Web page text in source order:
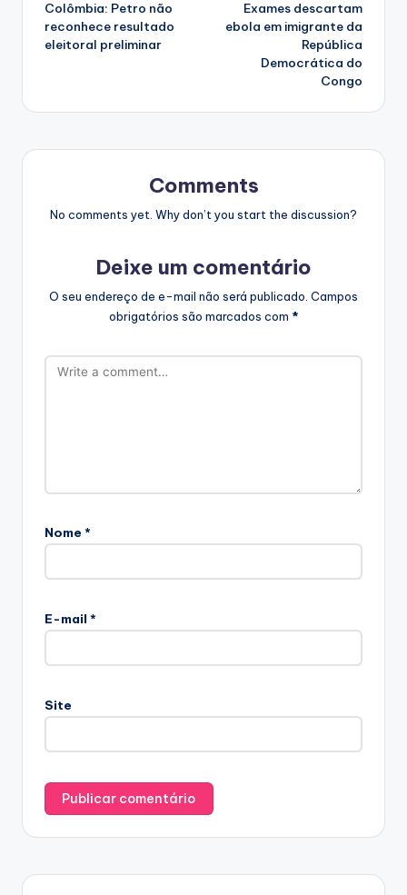
navigation
Colômbia: Petro não
reconhece resultado
eleitoral preliminar
Exames descartam
ebola em imigrante da
República
Democrática do
Congo
Comments
No comments yet. Why don’t you start the discussion?
Deixe um comentário
O seu endereço de e-mail não será publicado. Campos
obrigatórios são marcados com *
Nome *
E-mail *
Site